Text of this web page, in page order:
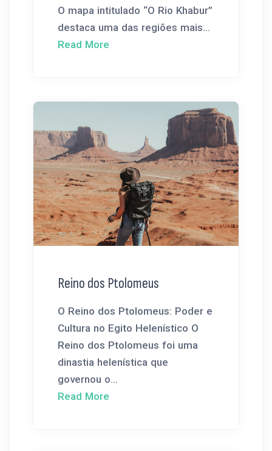
O mapa intitulado “O Rio Khabur”
destaca uma das regiões mais...
Read More
Reino dos Ptolomeus
O Reino dos Ptolomeus: Poder e
Cultura no Egito Helenístico O
Reino dos Ptolomeus foi uma
dinastia helenística que
governou o...
Read More